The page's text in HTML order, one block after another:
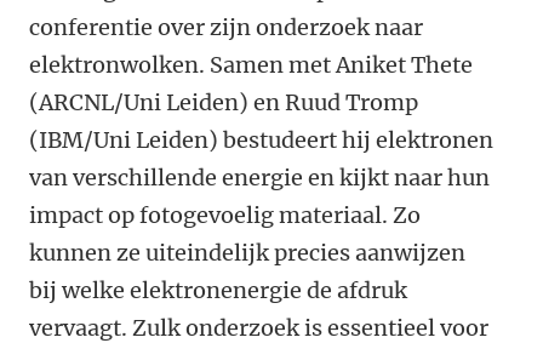
conferentie over zijn onderzoek naar
elektronwolken. Samen met Aniket Thete
(ARCNL/Uni Leiden) en Ruud Tromp
(IBM/Uni Leiden) bestudeert hij elektronen
van verschillende energie en kijkt naar hun
impact op fotogevoelig materiaal. Zo
kunnen ze uiteindelijk precies aanwijzen
bij welke elektronenergie de afdruk
vervaagt. Zulk onderzoek is essentieel voor